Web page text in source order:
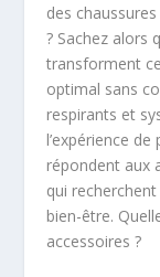
des
? Sachez alors
transforment
optimal sans
respirants et
l’expérience
répondent aux
qui
bien-être.
accessoires ?